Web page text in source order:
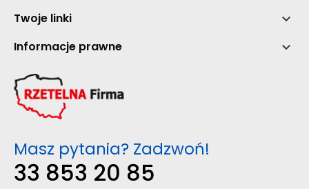
Twoje linki 
Informacje prawne 
Masz pytania? Zadzwoń!
33 853 20 85